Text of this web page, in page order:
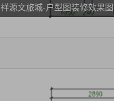
祥源文旅城-户型图装修效果图